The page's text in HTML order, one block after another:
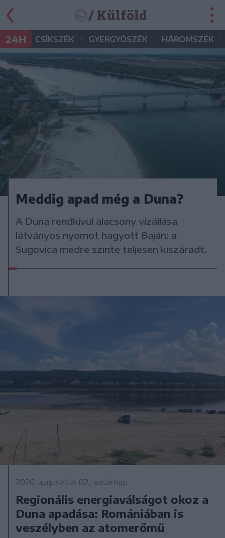
/ Külföld
24H CSÍKSZÉK • GYERGYÓSZÉK • HÁROMSZÉK •
Meddig apad még a Duna?
A Duna rendkívül alacsony vízállása
látványos nyomot hagyott Baján: a
Sugovica medre szinte teljesen kiszáradt.
2026. augusztus 02., vasárnap
Regionális energiaválságot okoz a
Duna apadása: Romániában is
veszélyben az atomerőmű